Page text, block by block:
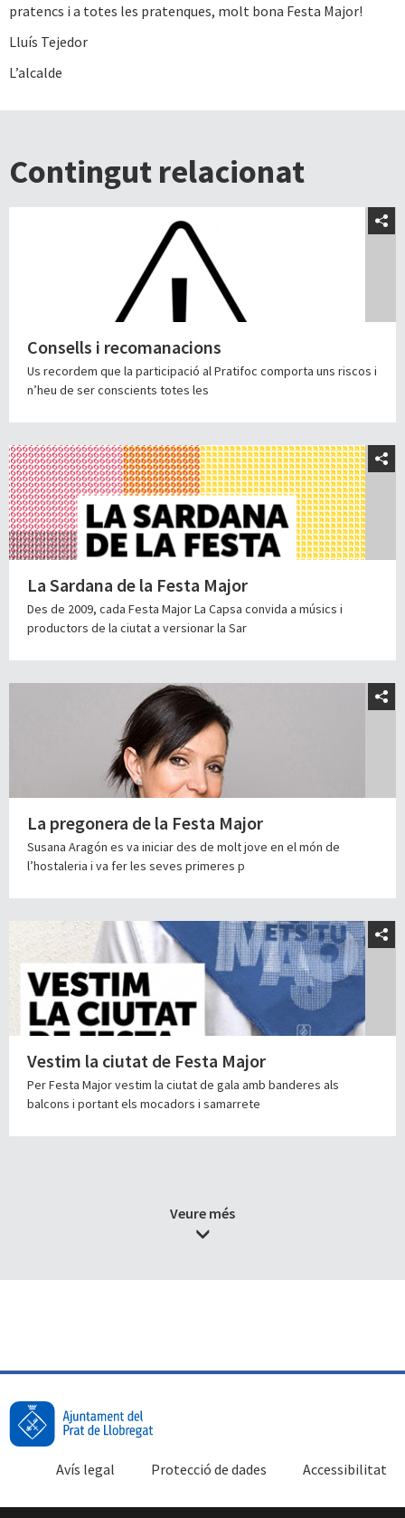
pratencs i a totes les pratenques, molt bona Festa Major!
Lluís Tejedor
L’alcalde
Contingut relacionat
Consells i recomanacions
Us recordem que la participació al Pratifoc comporta uns riscos i
n’heu de ser conscients totes les
La Sardana de la Festa Major
Des de 2009, cada Festa Major La Capsa convida a músics i
productors de la ciutat a versionar la Sar
La pregonera de la Festa Major
Susana Aragón es va iniciar des de molt jove en el món de
l’hostaleria i va fer les seves primeres p
Vestim la ciutat de Festa Major
Per Festa Major vestim la ciutat de gala amb banderes als
balcons i portant els mocadors i samarrete
Veure més
Accessibilitat
Protecció de dades
Avís legal